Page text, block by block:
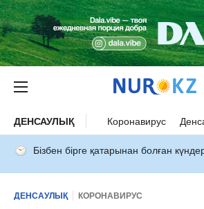
ДЕНСАУЛЫҚ Коронавирус
Бізбен бірге қатарынан болған
ДЕНСАУЛЫҚ КОРОНАВИРУС